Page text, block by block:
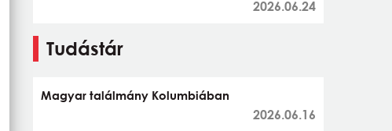
2026.06.24
Tudástár
Magyar találmány Kolumbiában
2026.06.16